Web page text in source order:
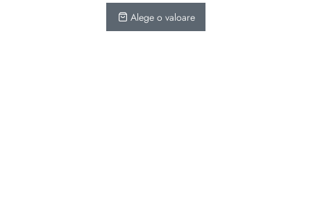
Alege o valoare